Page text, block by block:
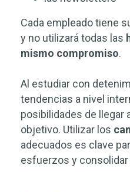
Cada empleado tiene
y no utilizará todas las
mismo compromiso.
Al estudiar con
tendencias a nivel
posibilidades de llegar
objetivo. Utilizar los
adecuados es clave
esfuerzos y consolidar